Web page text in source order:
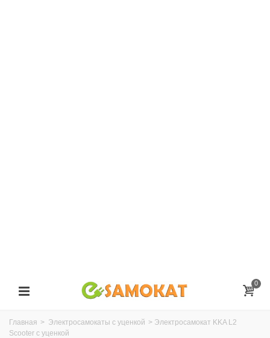
0
Главная > Электросамокаты с уценкой > Электросамокат KKA L2
Scooter с уценкой